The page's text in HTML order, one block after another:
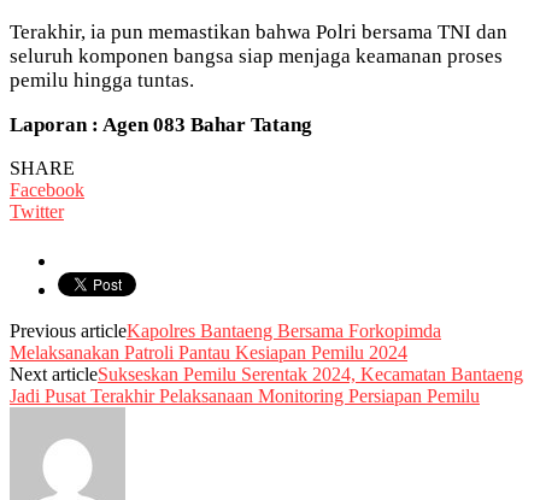
Terakhir, ia pun memastikan bahwa Polri bersama TNI dan
seluruh komponen bangsa siap menjaga keamanan proses
pemilu hingga tuntas.
Laporan : Agen 083 Bahar Tatang
SHARE
Facebook
Twitter
Previous articleKapolres Bantaeng Bersama Forkopimda
Melaksanakan Patroli Pantau Kesiapan Pemilu 2024
Next articleSukseskan Pemilu Serentak 2024, Kecamatan Bantaeng
Jadi Pusat Terakhir Pelaksanaan Monitoring Persiapan Pemilu